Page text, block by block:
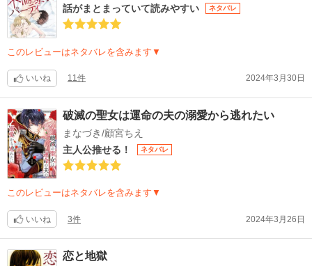
話がまとまっていて読みやすい
ネタバレ
このレビューはネタバレを含みます▼
いいね 11件 2024年3月30日
破滅の聖女は運命の夫の溺愛から逃れたい
まなづき/顧宮ちえ
主人公推せる！
ネタバレ
このレビューはネタバレを含みます▼
いいね 3件 2024年3月26日
恋と地獄